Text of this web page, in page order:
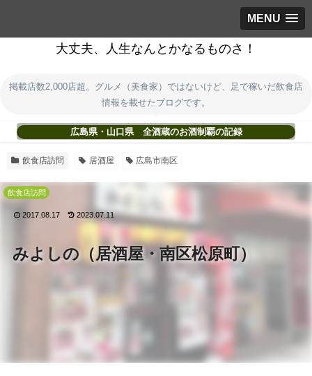
MENU
大丈夫、人生なんとかなるものさ！
掲載店数2,000店超。グルメ（美食家）ではないけど、足で稼いだ飲食店
情報を載せたブログです。
広島県・山口県 全酒蔵のお酒制覇の記録
飲食店訪問 居酒屋 広島市南区
みよしの（居酒屋・南区松原町）
飲食店訪問
2017.08.17 2023.07.11